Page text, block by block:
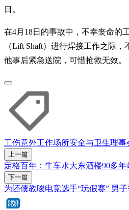
日。
在4月18日的事故中，不幸丧命的
（Lift Shaft）进行焊接工作之际，
他事后紧急送院，可惜抢救无效。
工伤意外工作场所安全与卫生理事
上一篇
定格百年：牛车水大东酒楼90多年
下一篇
为还债教唆电竞选手“玩假赛”